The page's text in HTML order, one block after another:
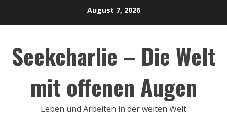
August 7, 2026
Seekcharlie – Die Welt
mit offenen Augen
Leben und Arbeiten in der weiten Welt